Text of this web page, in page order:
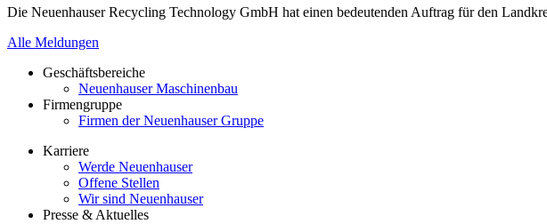
Die Neuenhauser Recycling Technology GmbH hat einen bedeutenden Auftrag für den
Alle Meldungen
Geschäftsbereiche
Neuenhauser Maschinenbau
Firmengruppe
Firmen der Neuenhauser Gruppe
Karriere
Werde Neuenhauser
Offene Stellen
Wir sind Neuenhauser
Presse & Aktuelles